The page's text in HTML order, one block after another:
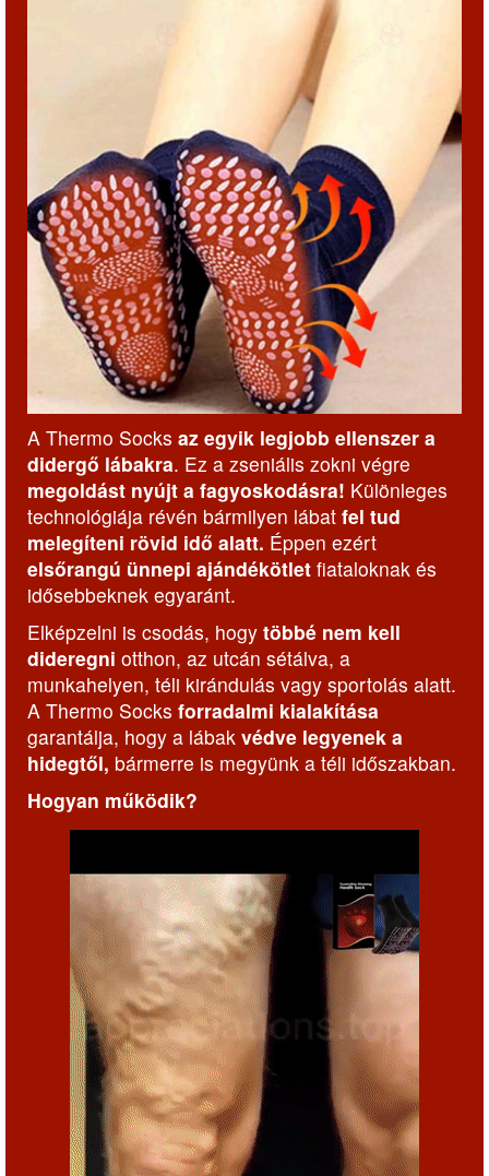
A Thermo Socks az egyik legjobb ellenszer a
didergő lábakra. Ez a zseniális zokni végre
megoldást nyújt a fagyoskodásra! Különleges
technológiája révén bármilyen lábat fel tud
melegíteni rövid idő alatt. Éppen ezért
elsőrangú ünnepi ajándékötlet fiataloknak és
idősebbeknek egyaránt.
Elképzelni is csodás, hogy többé nem kell
dideregni otthon, az utcán sétálva, a
munkahelyen, téli kirándulás vagy sportolás alatt.
A Thermo Socks forradalmi kialakítása
garantálja, hogy a lábak védve legyenek a
hidegtől, bármerre is megyünk a téli időszakban.
Hogyan működik?